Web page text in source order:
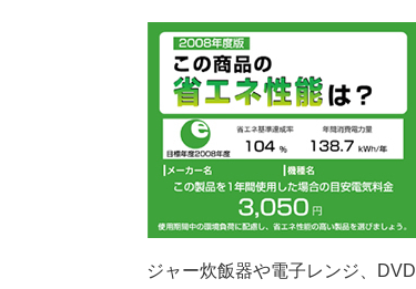
ジャー炊飯器や電子レンジ、